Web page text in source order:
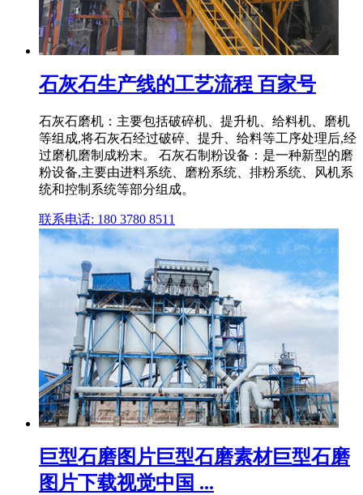
石灰石生产线的工艺流程 百家号
石灰石磨机：主要包括破碎机、提升机、给料机、磨机
等组成,将石灰石经过破碎、提升、给料等工序处理后,经
过磨机磨制成粉末。 石灰石制粉设备：是一种新型的磨
粉设备,主要由进料系统、磨粉系统、排粉系统、风机系
统和控制系统等部分组成。
联系电话: 180 3780 8511
巨型石磨图片巨型石磨素材巨型石磨
图片下载视觉中国 ...